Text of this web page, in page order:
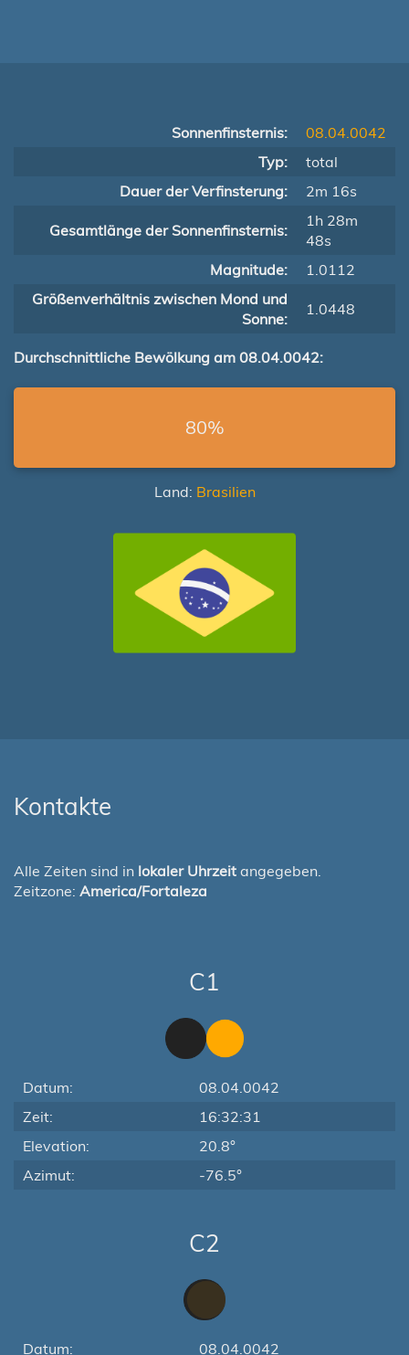
Sonnenfinsternis:
08.04.0042
Typ:
total
Dauer der Verfinsterung:
2m 16s
Gesamtlänge der Sonnenfinsternis:
1h 28m
48s
Magnitude:
1.0112
Größenverhältnis zwischen Mond und
Sonne:
1.0448
Durchschnittliche Bewölkung am 08.04.0042:
80%
Land: Brasilien
Kontakte
Alle Zeiten sind in lokaler Uhrzeit angegeben.
Zeitzone: America/Fortaleza
C1
Datum:
08.04.0042
Zeit:
16:32:31
Elevation:
20.8°
Azimut:
-76.5°
C2
Datum: 08.04.0042